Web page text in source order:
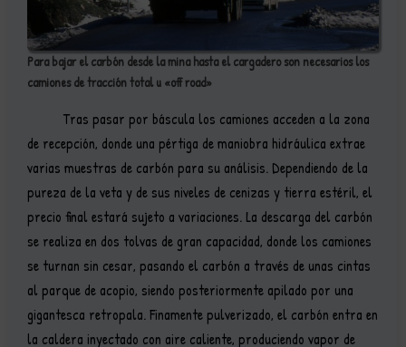
Para bajar el carbón desde la mina hasta el cargadero son necesarios los
camiones de tracción total u «off road»
Tras pasar por báscula los camiones acceden a la zona
de recepción, donde una pértiga de maniobra hidráulica extrae
varias muestras de carbón para su análisis. Dependiendo de la
pureza de la veta y de sus niveles de cenizas y tierra estéril, el
precio final estará sujeto a variaciones. La descarga del carbón
se realiza en dos tolvas de gran capacidad, donde los camiones
se turnan sin cesar, pasando el carbón a través de unas cintas
al parque de acopio, siendo posteriormente apilado por una
gigantesca retropala. Finamente pulverizado, el carbón entra en
la caldera inyectado con aire caliente, produciendo vapor de